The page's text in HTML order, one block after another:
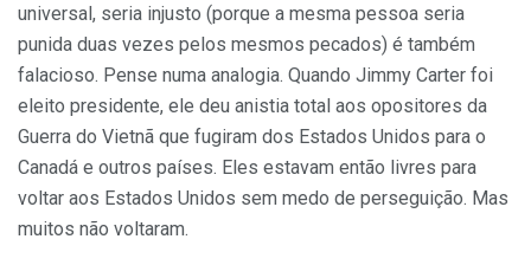
universal, seria injusto (porque a mesma pessoa seria
punida duas vezes pelos mesmos pecados) é também
falacioso. Pense numa analogia. Quando Jimmy Carter foi
eleito presidente, ele deu anistia total aos opositores da
Guerra do Vietnã que fugiram dos Estados Unidos para o
Canadá e outros países. Eles estavam então livres para
voltar aos Estados Unidos sem medo de perseguição. Mas
muitos não voltaram.